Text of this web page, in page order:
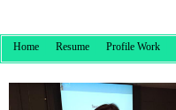
Home Resume Profile Work